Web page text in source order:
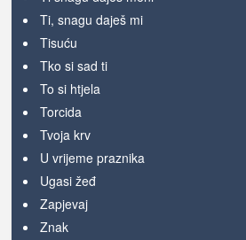
Ti, snagu daješ mi
Tisuću
Tko si sad ti
To si htjela
Torcida
Tvoja krv
U vrijeme praznika
Ugasi žeđ
Zapjevaj
Znak